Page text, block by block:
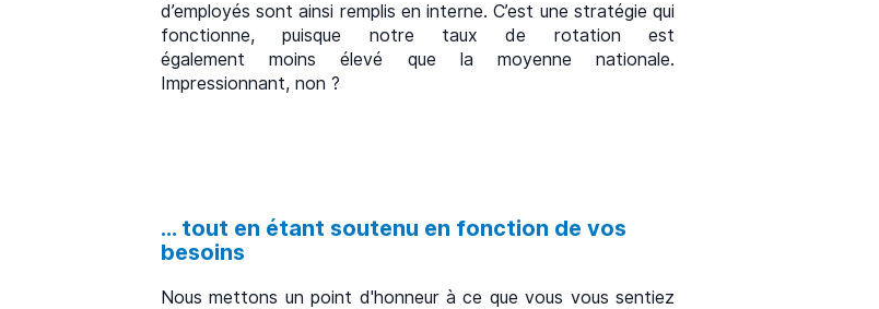
d’employés sont ainsi remplis en interne. C’est une stratégie qui
fonctionne, puisque notre taux de rotation est
également moins élevé que la moyenne nationale.
Impressionnant, non ?
... tout en étant soutenu en fonction de vos
besoins
Nous mettons un point d'honneur à ce que vous vous sentiez